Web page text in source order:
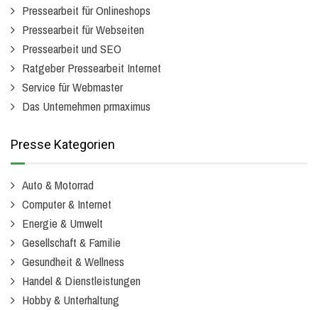
Pressearbeit für Onlineshops
Pressearbeit für Webseiten
Pressearbeit und SEO
Ratgeber Pressearbeit Internet
Service für Webmaster
Das Unternehmen prmaximus
Presse Kategorien
Auto & Motorrad
Computer & Internet
Energie & Umwelt
Gesellschaft & Familie
Gesundheit & Wellness
Handel & Dienstleistungen
Hobby & Unterhaltung